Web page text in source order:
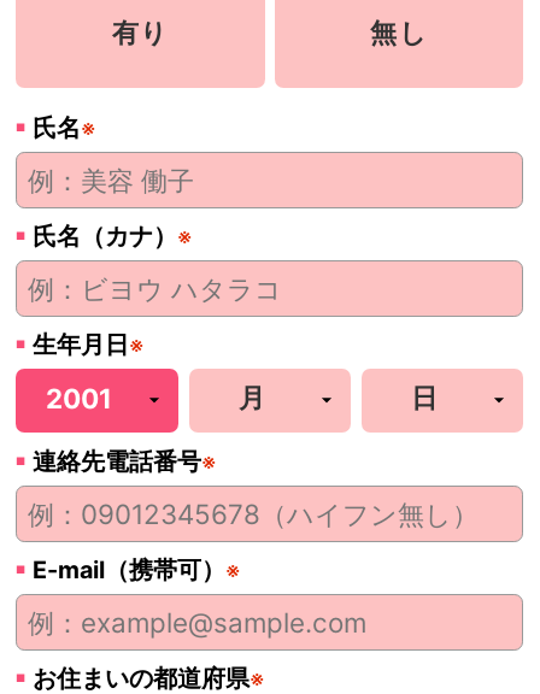
有り 無し
氏名※
氏名（カナ） ※
生年月日 ※
連絡先電話番号※
E-mail（携帯可） ※
お住まいの都道府県※